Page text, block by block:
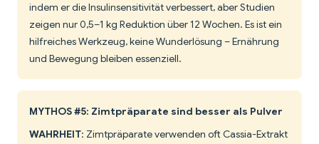
indem er die Insulinsensitivität verbessert, aber Studien
zeigen nur 0,5–1 kg Reduktion über 12 Wochen. Es ist ein
hilfreiches Werkzeug, keine Wunderlösung – Ernährung
und Bewegung bleiben essenziell.
MYTHOS #5: Zimtpräparate sind besser als Pulver
WAHRHEIT: Zimtpräparate verwenden oft Cassia-Extrakt